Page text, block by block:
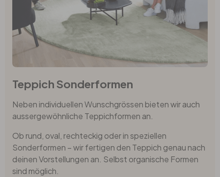
Teppich Sonderformen
Neben individuellen Wunschgrössen bieten wir auch
aussergewöhnliche Teppichformen an.
Ob rund, oval, rechteckig oder in speziellen
Sonderformen – wir fertigen den Teppich genau nach
deinen Vorstellungen an. Selbst organische Formen
sind möglich.